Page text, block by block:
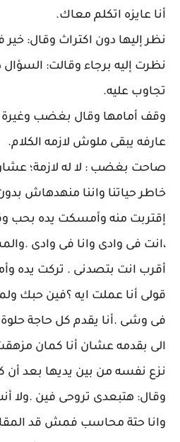
أنا عايزه اتكلم معاك.
نظر إليها دون اكتراث وقال: خير
نظرت إليه برجاء وقالت:
تجاوب عليه.
وقف أمامها وقال بغضب
عارفه يبقى ملوش لازمه الكلام.
صاحت بغضب : لا له لازمة؛
خاطر حياتنا واننا منهدهاش
إقتربت منه وأمسكت يده بحب
،انت فى وادى وانا فى وادى
أقرب انت بتصدنى . تركت يده
قولى أنا عملت ايه ؟فين حبك
فى وشى .أنا يقدم كل حاجة
الى بقدمه عشان أنا كمان
نزع نفسه من بين يديها بعد أن
وقال: هتبعدى تروحى فين .ولا
وانا حتة محاسب فمش قد